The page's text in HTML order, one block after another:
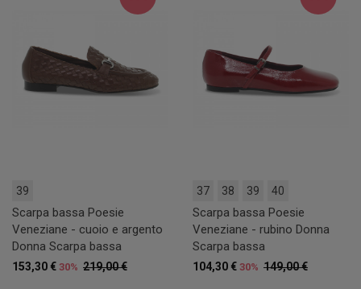
39
Scarpa bassa Poesie
Veneziane - cuoio e argento
Donna Scarpa bassa
219,00 €
153,30 € 30%
37 38 39 40
Scarpa bassa Poesie
Veneziane - rubino Donna
Scarpa bassa
149,00 €
104,30 € 30%